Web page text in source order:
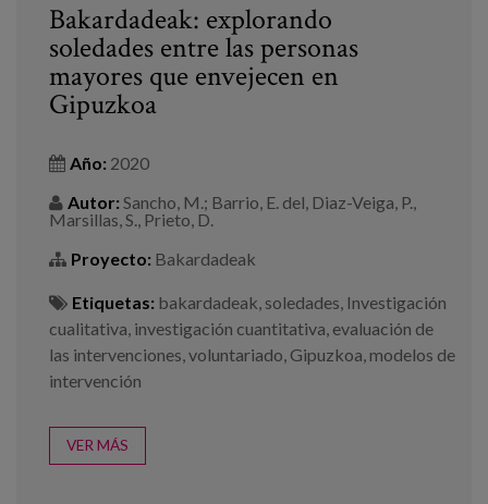
Bakardadeak: explorando
soledades entre las personas
mayores que envejecen en
Gipuzkoa
Año: 2020
Autor: Sancho, M.; Barrio, E. del, Diaz-Veiga, P.,
Marsillas, S., Prieto, D.
Proyecto: Bakardadeak
Etiquetas: bakardadeak, soledades, Investigación
cualitativa, investigación cuantitativa, evaluación de
las intervenciones,voluntariado, Gipuzkoa,modelos de
intervención
VER MÁS